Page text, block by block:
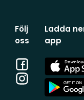
Följ
oss
Facebook
Instagram
Ladda
app
App
Store
App
Store